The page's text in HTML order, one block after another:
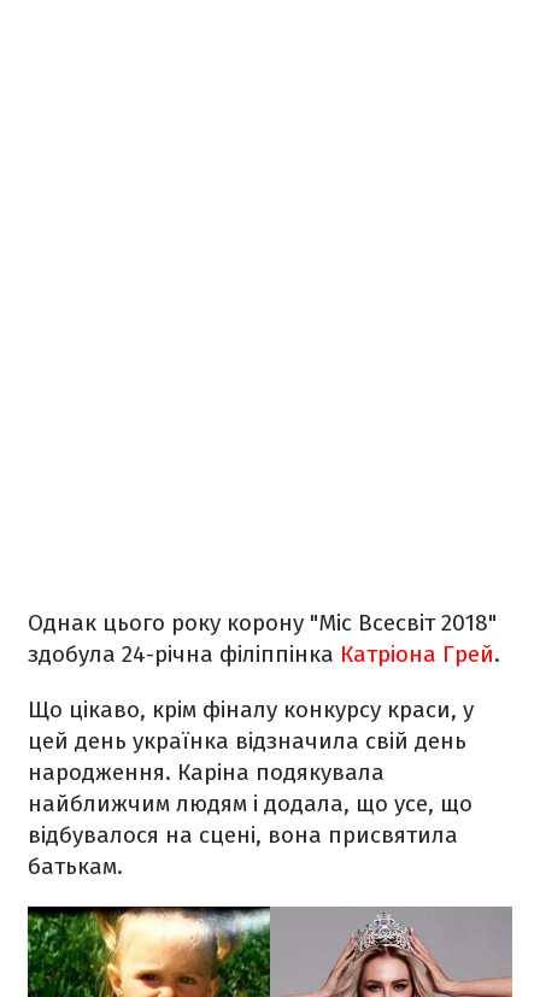
Однак цього року корону "Міс Всесвіт 2018"
здобула 24-річна філіппінка Катріона Грей.
Що цікаво, крім фіналу конкурсу краси, у
цей день українка відзначила свій день
народження. Каріна подякувала
найближчим людям і додала, що усе, що
відбувалося на сцені, вона присвятила
батькам.